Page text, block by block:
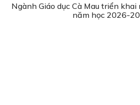
Ngành Giáo dục Cà Mau triển
năm học 2026-